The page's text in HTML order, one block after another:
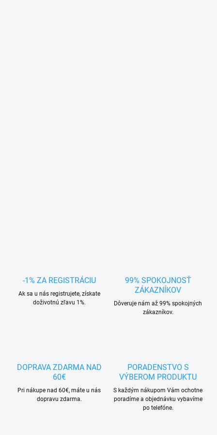
-1% ZA REGISTRÁCIU
Ak sa u nás registrujete, získate
doživotnú zľavu 1%.
99% SPOKOJNOSŤ
ZÁKAZNÍKOV
Dôveruje nám až 99% spokojných
zákazníkov.
DOPRAVA ZDARMA NAD
60€
Pri nákupe nad 60€, máte u nás
dopravu zdarma.
PORADENSTVO S
VÝBEROM PRODUKTU
S každým nákupom Vám ochotne
poradíme a objednávku vybavíme
po telefóne.